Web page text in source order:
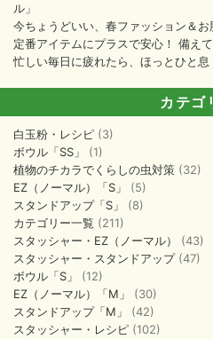
ル」
今ちょうどいい、春ファッション＆
定番アイテムにプラスで安心！ 備え
忙しい毎日に疲れたら、ほっとひと息
カテゴ
白玉粉・レシピ (3)
ボウル「SS」
(1)
植物のチカラでくらしの虫対策 (32)
EZ（ノーマル）「S」
(5)
スタンドアップ「S」
(8)
カテゴリー一覧 (211)
スタッシャー・EZ（ノーマル）
(43)
スタッシャー・スタンドアップ(47)
ボウル「S」
(12)
EZ（ノーマル）「M」
(30)
スタンドアップ「M」
(42)
スタッシャー・レシピ (102)